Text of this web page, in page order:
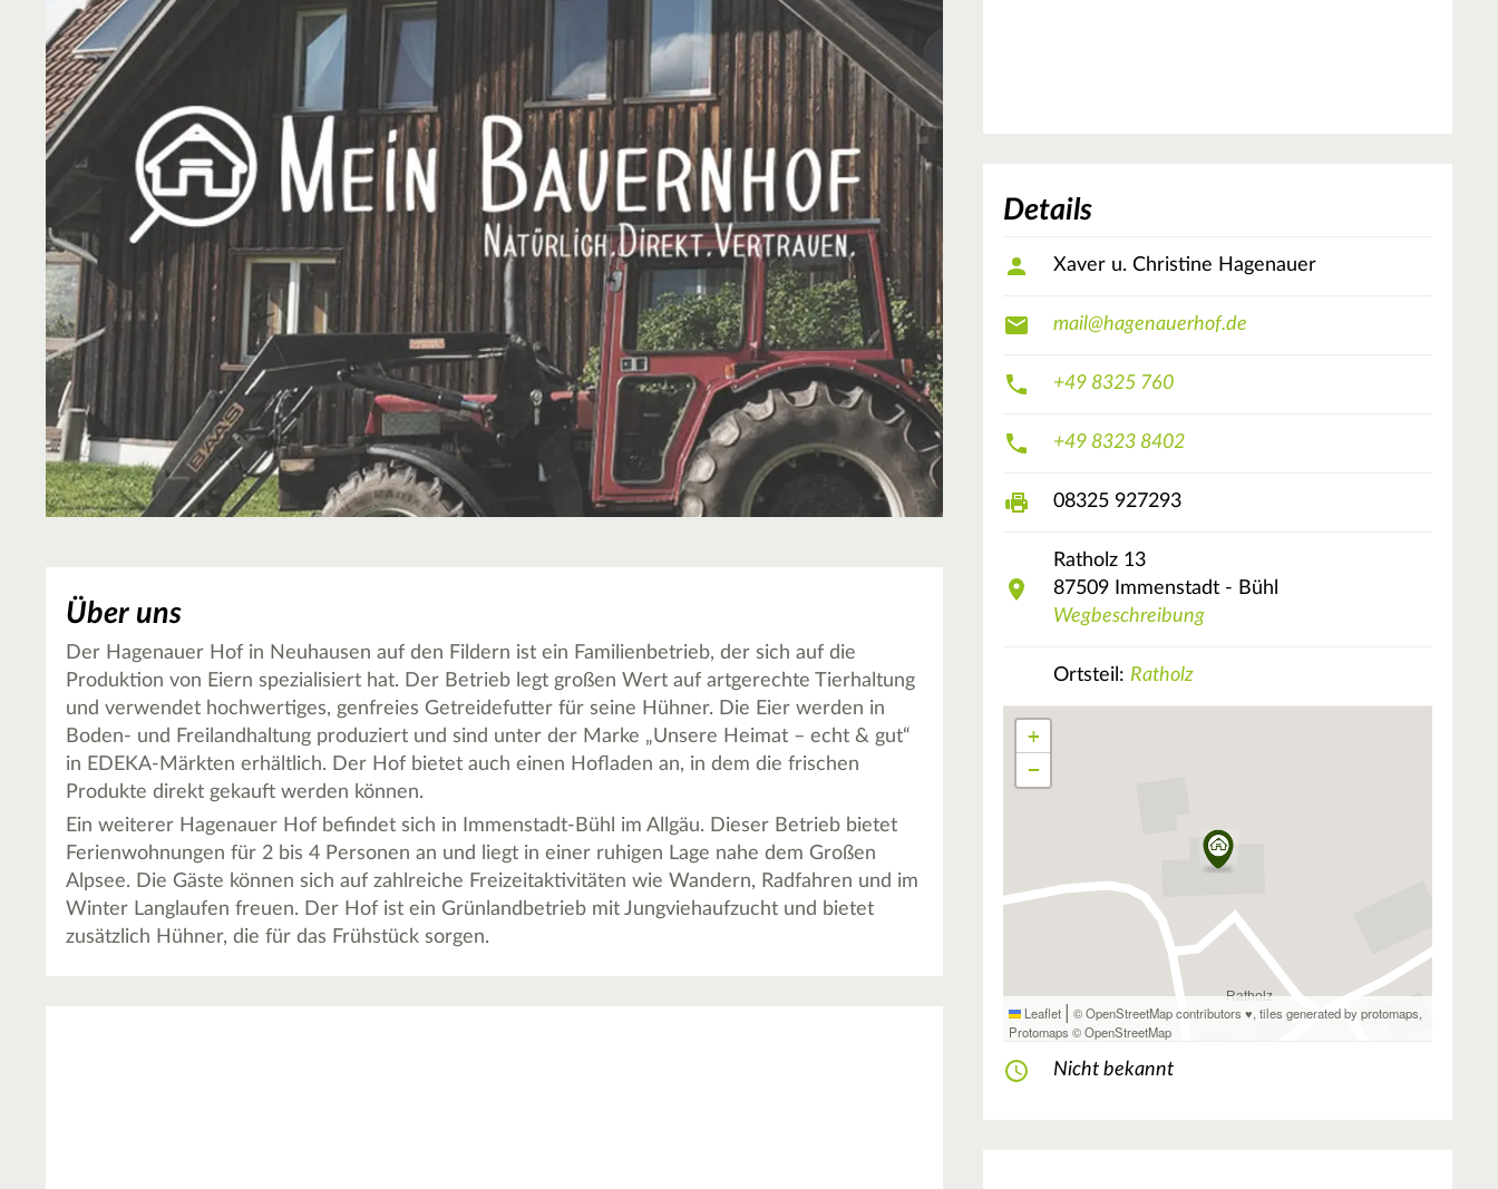
Über uns
Der Hagenauer Hof in Neuhausen auf den Fildern ist ein Familienbetrieb, der sich auf die
Produktion von Eiern spezialisiert hat. Der Betrieb legt großen Wert auf artgerechte Tierhaltung
und verwendet hochwertiges, genfreies Getreidefutter für seine Hühner. Die Eier werden in
Boden- und Freilandhaltung produziert und sind unter der Marke „Unsere Heimat – echt & gut“
in EDEKA-Märkten erhältlich. Der Hof bietet auch einen Hofladen an, in dem die frischen
Produkte direkt gekauft werden können.
Ein weiterer Hagenauer Hof befindet sich in Immenstadt-Bühl im Allgäu. Dieser Betrieb bietet
Ferienwohnungen für 2 bis 4 Personen an und liegt in einer ruhigen Lage nahe dem Großen
Alpsee. Die Gäste können sich auf zahlreiche Freizeitaktivitäten wie Wandern, Radfahren und im
Winter Langlaufen freuen. Der Hof ist ein Grünlandbetrieb mit Jungviehaufzucht und bietet
zusätzlich Hühner, die für das Frühstück sorgen.
Details
Xaver u. Christine Hagenauer
mail@hagenauerhof.de
+49 8325 760
+49 8323 8402
08325 927293
Ratholz 13
87509
Immenstadt - Bühl
Wegbeschreibung
Ortsteil: Ratholz
+
−
Leaflet | © OpenStreetMap contributors ♥,tiles generated by protomaps,
Protomaps ©OpenStreetMap
Nicht bekannt